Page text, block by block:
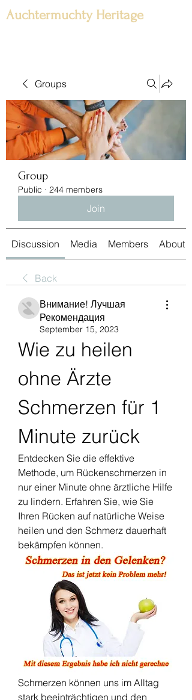
Auchtermuchty Heritage
Groups
Group
Public · 244 members
Join
Discussion Media Members About
Back
Внимание! Лучшая
Рекомендация
September 15, 2023
Wie zu heilen
ohne Ärzte
Schmerzen für 1
Minute zurück
Entdecken Sie die effektive
Methode, um Rückenschmerzen in
nur einer Minute ohne ärztliche Hilfe
zu lindern. Erfahren Sie, wie Sie
Ihren Rücken auf natürliche Weise
heilen und den Schmerz dauerhaft
bekämpfen können.
Schmerzen können uns im Alltag
stark beeinträchtigen und den